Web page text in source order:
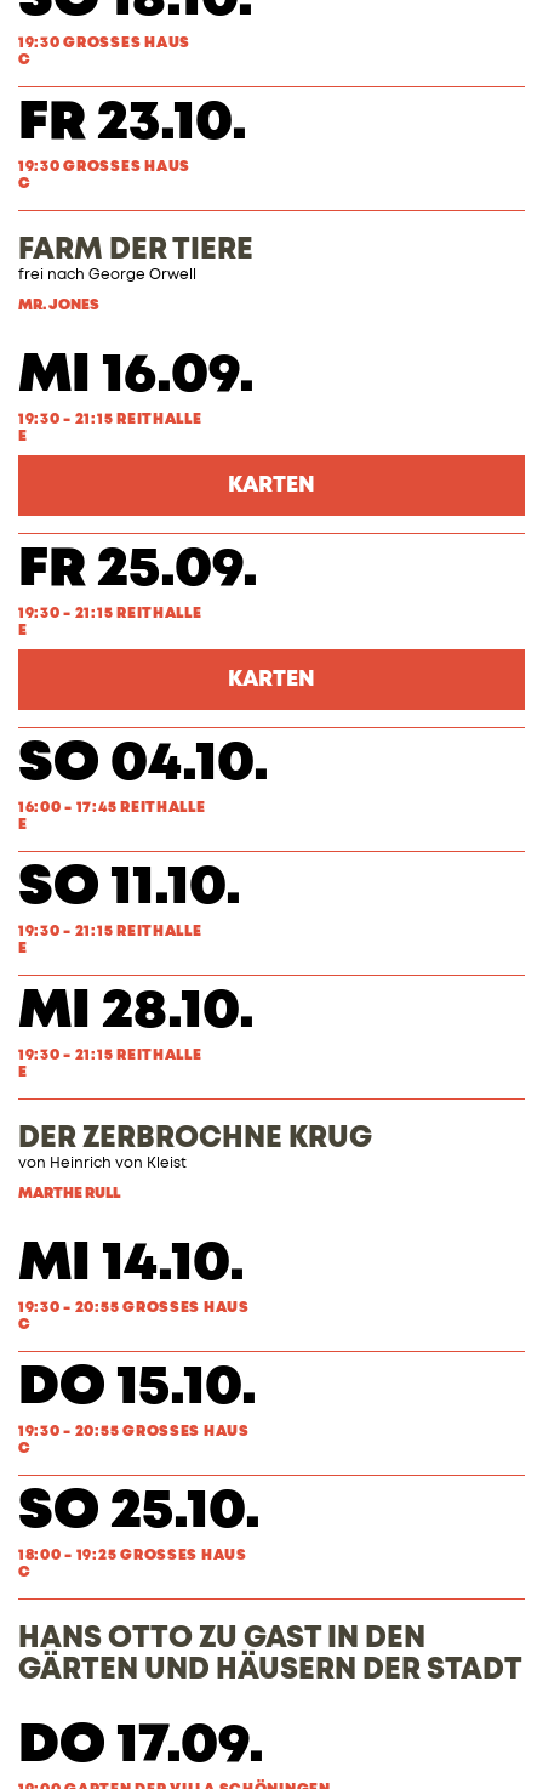
19:30 GROSSES HAUS
C
FR 23.10.
19:30 GROSSES HAUS
C
FARM DER TIERE
frei nach George Orwell
MR. JONES
MI 16.09.
19:30 - 21:15 REITHALLE
E
KARTEN
FR 25.09.
19:30 - 21:15 REITHALLE
E
KARTEN
SO 04.10.
16:00 - 17:45 REITHALLE
E
SO 11.10.
19:30 - 21:15 REITHALLE
E
MI 28.10.
19:30 - 21:15 REITHALLE
E
DER ZERBROCHNE KRUG
von Heinrich von Kleist
MARTHE RULL
MI 14.10.
19:30 - 20:55 GROSSES HAUS
C
DO 15.10.
19:30 - 20:55 GROSSES HAUS
C
SO 25.10.
18:00 - 19:25 GROSSES HAUS
C
HANS OTTO ZU GAST IN DEN
GÄRTEN UND HÄUSERN DER STADT
DO 17.09.